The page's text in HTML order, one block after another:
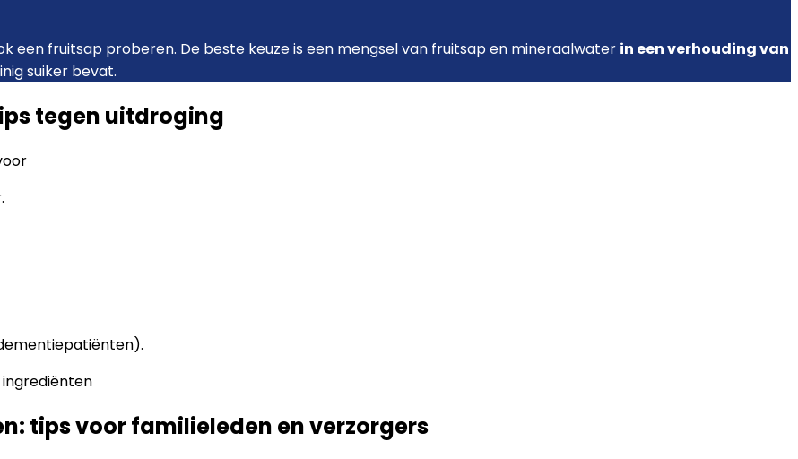
een fruitsap proberen. De beste keuze is een mengsel van fruitsap en mineraalwater in een verhouding van
suiker bevat.
tegen uitdroging
tips voor familieleden en verzorgers